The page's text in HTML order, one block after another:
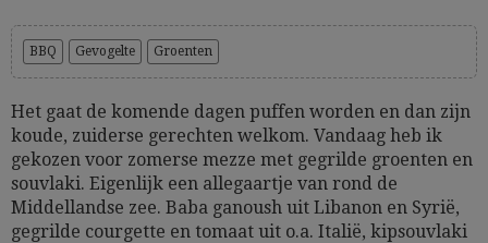
BBQ Gevogelte Groenten
Het gaat de komende dagen puffen worden en dan zijn
koude, zuiderse gerechten welkom. Vandaag heb ik
gekozen voor zomerse mezze met gegrilde groenten en
souvlaki. Eigenlijk een allegaartje van rond de
Middellandse zee. Baba ganoush uit Libanon en Syrië,
gegrilde courgette en tomaat uit o.a. Italië, kipsouvlaki